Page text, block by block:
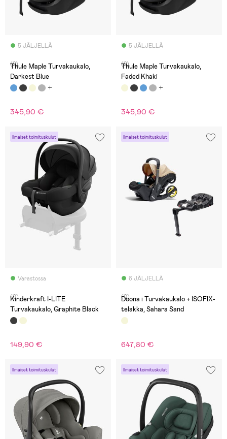
5 JÄLJELLÄ
(2)
Thule Maple Turvakaukalo,
Darkest Blue
345,90 €
5 JÄLJELLÄ
(2)
Thule Maple Turvakaukalo,
Faded Khaki
345,90 €
Ilmaiset toimituskulut
Varastossa
(0)
Kinderkraft I-LITE
Turvakaukalo, Graphite Black
149,90 €
Ilmaiset toimituskulut
6 JÄLJELLÄ
(0)
Doona i Turvakaukalo + ISOFIX-
telakka, Sahara Sand
647,80 €
Ilmaiset toimituskulut Ilmaiset toimituskulut